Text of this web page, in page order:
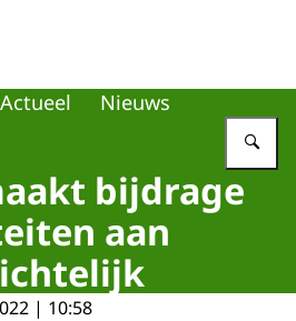
GLB
Actueel Nieuws
bijdrage
aan
| 10:58